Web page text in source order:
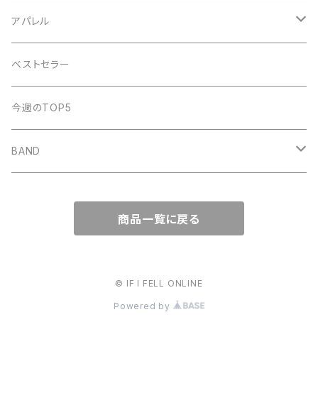
Some Life
amanojac
SideChest
Atomic Skipper
THE NINTH APOLLO
ONE BY ONE RECORDS
明日、照らす
i GO
デモCD
Beat Light
アパレル
IF I FELL
Watashi
ベストセラー
今週のTOP5
BAND
商品一覧に戻る
© IF I FELL ONLINE
Powered by